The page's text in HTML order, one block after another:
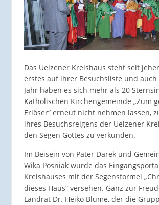
Das Uelzener Kreishaus steht seit
erstes auf ihrer Besuchsliste und auch
Jahr haben es sich mehr als 20
Katholischen Kirchengemeinde „Zum
Erlöser“ erneut nicht nehmen lassen,
ihres Besuchsreigens der Uelzener
den Segen Gottes zu verkünden.
Im Beisein von Pater Darek und
Wika Posniak wurde das
Kreishauses mit der Segensformel
dieses Haus“ versehen. Ganz zur
Landrat Dr. Heiko Blume, der die